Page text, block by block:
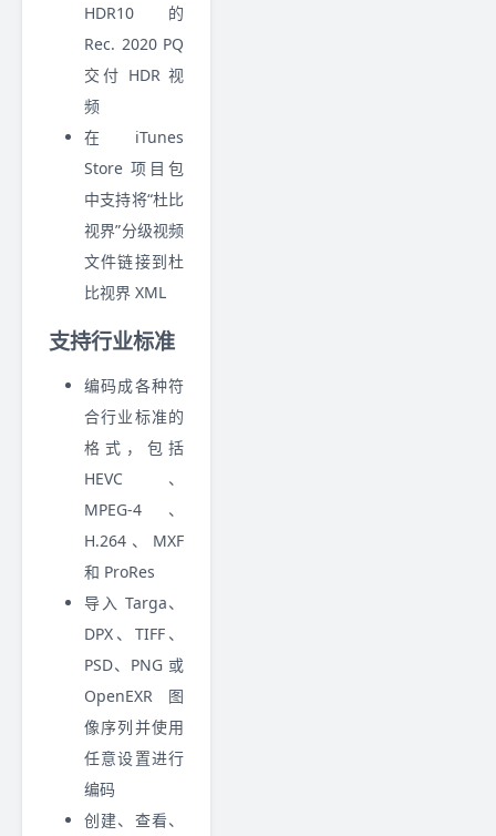
HDR10 的
Rec. 2020 PQ
交付 HDR 视
频
在 iTunes
Store 项目包
中支持将“杜比
视界”分级视频
文件链接到杜
比视界 XML
支持行业标准
编码成各种符
合行业标准的
格式，包括
HEVC、
MPEG-4、
H.264、MXF
和 ProRes
导入 Targa、
DPX、TIFF、
PSD、PNG 或
OpenEXR 图
像序列并使用
任意设置进行
编码
创建、查看、